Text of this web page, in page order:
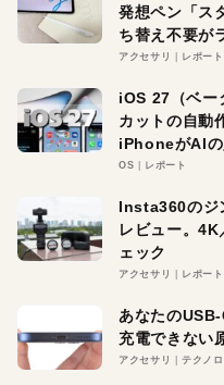
発想ペン「ス
ち替え不要が
アクセサリ レポート
iOS 27（ベー
カットの自動
iPhoneがAIの
OS レポート
Insta360のジ
レビュー。
ェック
アクセサリ レポート
あなたの
充電できない
アクセサリ テクノ